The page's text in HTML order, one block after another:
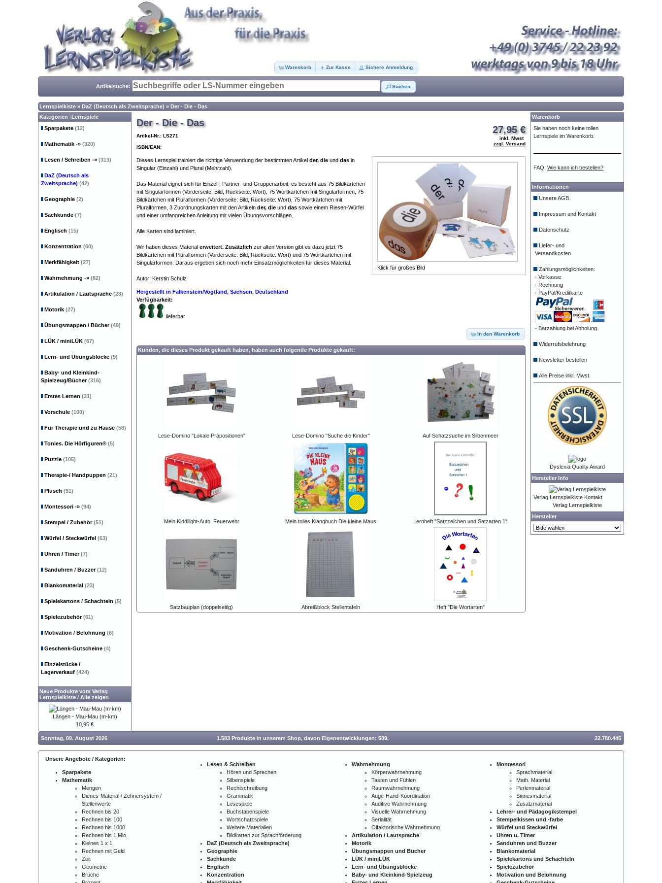
Warenkorb Zur Kasse Sichere Anmeldung
Artikelsuche: Suchen
Lernspielkiste » DaZ (Deutsch als Zweitsprache) » Der - Die - Das
27,95 €
inkl. Mwst
zzgl. Versand
Der - Die - Das
Artikel-Nr.: LS271
ISBN/EAN:
Klick für großes Bild
Dieses Lernspiel trainiert die richtige Verwendung der bestimmten Artikel der, die und das in
Singular (Einzahl) und Plural (Mehrzahl).
Das Material eignet sich für Einzel-, Partner- und Gruppenarbeit; es besteht aus 75 Bildkärtchen
mit Singularformen (Vorderseite: Bild, Rückseite: Wort), 75 Wortkärtchen mit Singularformen, 75
Bildkärtchen mit Pluralformen (Vorderseite: Bild, Rückseite: Wort), 75 Wortkärtchen mit
Pluralformen, 3 Zuordnungskarten mit den Artikeln der, die und das sowie einem Riesen-Würfel
und einer umfangreichen Anleitung mit vielen Übungsvorschlägen.
Alle Karten sind laminiert.
Wir haben dieses Material erweitert. Zusätzlich zur alten Version gibt es dazu jetzt 75
Bildkärtchen mit Pluralformen (Vorderseite: Bild, Rückseite: Wort) und 75 Wortkärtchen mit
Singularformen. Daraus ergeben sich noch mehr Einsatzmöglichkeiten für dieses Material.
Autor: Kerstin Schulz
Hergestellt in Falkenstein/Vogtland, Sachsen, Deutschland
Verfügbarkeit:
lieferbar
In den Warenkorb
Kunden, die dieses Produkt gekauft haben, haben auch folgende Produkte gekauft:
Lese-Domino "Lokale Präpositionen" Lese-Domino "Suche die Kinder" Auf Schatzsuche im Silbenmeer
Mein Kiddilight-Auto. Feuerwehr Mein tolles Klangbuch Die kleine Maus Lernheft "Satzzeichen und Satzarten 1"
Satzbauplan (doppelseitig) Abreißblock Stellentafeln Heft "Die Wortarten"
Kategorien -Lernspiele
Sparpakete (12)
Mathematik -» (320)
Lesen / Schreiben -» (313)
DaZ (Deutsch als
Zweitsprache) (42)
Geographie (2)
Sachkunde (7)
Englisch (15)
Konzentration (60)
Merkfähigkeit (27)
Wahrnehmung -» (82)
Artikulation / Lautsprache (28)
Motorik (27)
Übungsmappen / Bücher(49)
LÜK / miniLÜK (67)
Lern- und Übungsblöcke (9)
Baby- und Kleinkind-
Spielzeug/Bücher(316)
Erstes Lernen (31)
Vorschule (100)
Für Therapie und zu Hause (58)
Tonies. Die Hörfiguren® (5)
Puzzle (105)
Therapie-/ Handpuppen (21)
Plüsch (91)
Montessori -» (94)
Stempel / Zubehör(51)
Würfel / Steckwürfel (63)
Uhren / Timer(7)
Sanduhren / Buzzer(12)
Blankomaterial (23)
Spielekartons / Schachteln (5)
Spielezubehör(61)
Motivation / Belohnung (6)
Geschenk-Gutscheine (4)
Einzelstücke /
Lagerverkauf (424)
Neue Produkte vom Verlag
Lernspielkiste / Alle zeigen
Längen - Mau-Mau (m-km)
10,95 €
Warenkorb
Sie haben noch keine tollen
Lernspiele im Warenkorb.
FAQ: Wie kann ich bestellen?
Informationen
Unsere AGB
Impressum und Kontakt
Datenschutz
Liefer- und
Versandkosten
Zahlungsmöglichkeiten:
- Vorkasse
- Rechnung
- PayPal/Kreditkarte
- Barzahlung bei Abholung
Widerrufsbelehrung
Newsletter bestellen
Alle Preise inkl. Mwst.
Dyslexia Quality Award
Hersteller Info
Verlag Lernspielkiste Kontakt
Verlag Lernspielkiste
Hersteller
Sonntag, 09. August 2026 1.583 Produkte in unserem Shop, davon Eigenentwicklungen: 589. 22.780.445
Unsere Angebote / Kategorien:
Sparpakete
Mathematik
Mengen
Dienes-Material / Zehnersystem /
Stellenwerte
Rechnen bis 20
Rechnen bis 100
Rechnen bis 1000
Rechnen bis 1 Mio.
Kleines 1 x 1
Rechnen mit Geld
Zeit
Geometrie
Brüche
Lesen & Schreiben
Hören und Sprechen
Silbenspiele
Rechtschreibung
Grammatik
Lesespiele
Buchstabenspiele
Wortschatzspiele
Weitere Materialien
Bildkarten zur Sprachförderung
DaZ (Deutsch als Zweitsprache)
Geographie
Sachkunde
Englisch
Konzentration
Wahrnehmung
Körperwahrnehmung
Tasten und Fühlen
Raumwahrnehmung
Auge-Hand-Koordination
Auditive Wahrnehmung
Visuelle Wahrnehmung
Serialität
Olfaktorische Wahrnehmung
Artikulation / Lautsprache
Motorik
Übungsmappen und Bücher
LÜK / miniLÜK
Lern- und Übungsblöcke
Baby- und Kleinkind-Spielzeug
Montessori
Sprachmaterial
Math. Material
Perlenmaterial
Sinnesmaterial
Zusatzmaterial
Lehrer- und Pädagogikstempel
Stempelkissen und -farbe
Würfel und Steckwürfel
Uhren u. Timer
Sanduhren und Buzzer
Blankomaterial
Spielekartons und Schachteln
Spielezubehör
Motivation und Belohnung